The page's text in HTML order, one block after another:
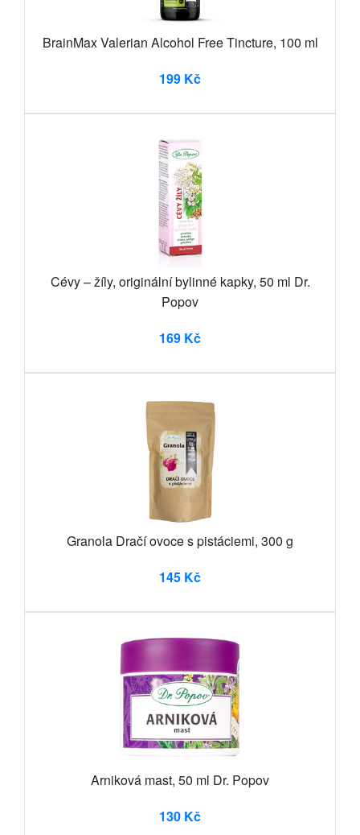
BrainMax Valerian Alcohol Free Tincture, 100 ml
199 Kč
Cévy – žíly, originální bylinné kapky, 50 ml Dr.
Popov
169 Kč
Granola Dračí ovoce s pistáciemi, 300 g
145 Kč
Arniková mast, 50 ml Dr. Popov
130 Kč